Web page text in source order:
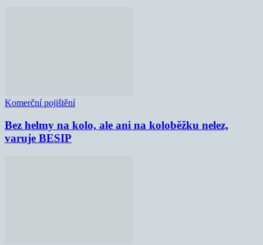
Komerční pojištění
Bez helmy na kolo, ale ani na koloběžku nelez,
varuje BESIP